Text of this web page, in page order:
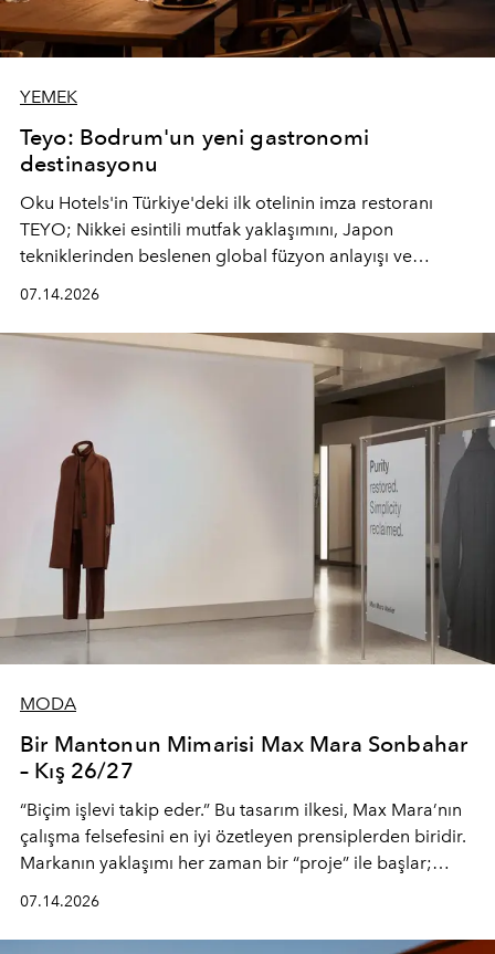
YEMEK
Teyo: Bodrum'un yeni gastronomi
destinasyonu
Oku Hotels'in Türkiye'deki ilk otelinin imza restoranı
TEYO; Nikkei esintili mutfak yaklaşımını, Japon
tekniklerinden beslenen global füzyon anlayışı ve
07.14.2026
MODA
Bir Mantonun Mimarisi Max Mara Sonbahar
– Kış 26/27
“Biçim işlevi takip eder.” Bu tasarım ilkesi, Max Mara’nın
çalışma felsefesini en iyi özetleyen prensiplerden biridir.
Markanın yaklaşımı her zaman bir “proje” ile başlar;
(savoir-faire) buluşan parçalara dönüştürmek.
07.14.2026